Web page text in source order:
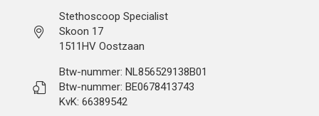
Stethoscoop Specialist
Skoon 17
1511HV Oostzaan
Btw-nummer: NL856529138B01
Btw-nummer: BE0678413743
KvK: 66389542